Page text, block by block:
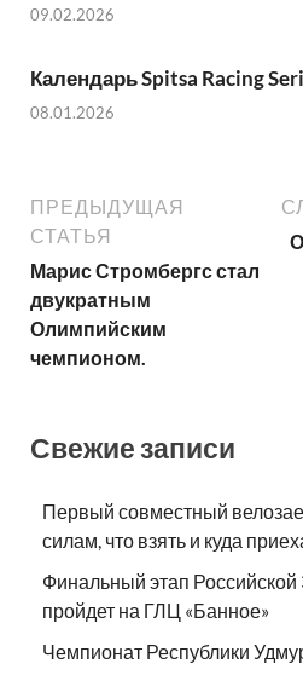
09.02.2026
Календарь Spitsa Racing
08.01.2026
ПРЕДЫДУЩАЯ
СТАТЬЯ
Марис Стромбергс стал
двукратным
Олимпийским
чемпионом.
Свежие записи
Первый совместный
силам, что взять и куда
Финальный этап
пройдет на ГЛЦ «Банное»
Чемпионат Республики